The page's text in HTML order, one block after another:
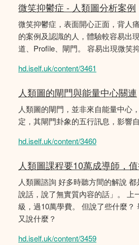
微笑抑鬱症 - 人類圖分析案例
微笑抑鬱症，表面開心正面，背人
的案例及認識的人，體驗較容易出
道、Profile、閘門。 容易出現微笑
hd.iself.uk/content/3461
人類圖的閘門與能量中心關連
人類圖的閘門，並非來自能量中心
定，其閘門卦象的五行訊息，影響
hd.iself.uk/content/3460
人類圖課程要10萬成導師，
人類圖諮詢 好多時聽方間的解說
說話，說了無實質內容的話」。 上
級，過10萬學費。 但說了些什麼？
又說什麼？
hd.iself.uk/content/3459